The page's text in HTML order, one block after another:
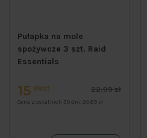
Pułapka na mole
spożywcze 3 szt. Raid
Essentials
15 99zł 22,99 zł
Cena z ostatnich 30 dni: 20,69 zł